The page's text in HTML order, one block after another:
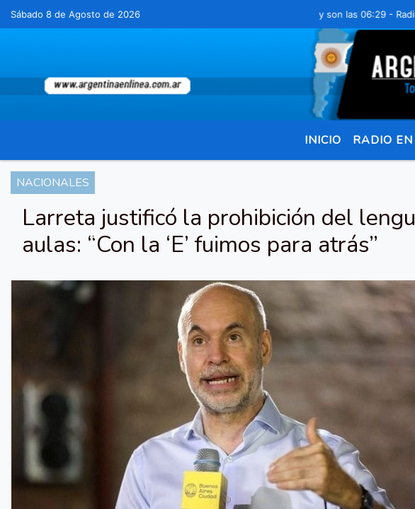
Sábado 8 de Agosto de 2026Hoy es Sábado 8 de Agosto de 2026 y son las 06:29 - Radio
INICIO RADIO
NACIONALES
Larreta justificó la prohibición del
aulas: “Con la ‘E’ fuimos para atrás”